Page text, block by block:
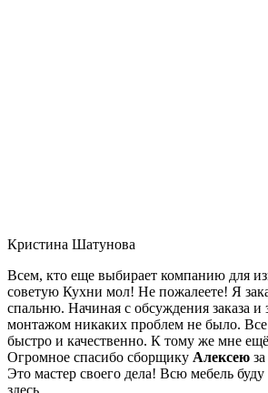
Кристина Шатунова
Всем, кто еще выбирает компанию для
советую Кухни мол! Не пожалеете! Я
спальню. Начиная с обсуждения заказа и
монтажом никаких проблем не было.
быстро и качественно. К тому же мне
Огромное спасибо сборщику Алексею
Это мастер своего дела! Всю мебель буду
здесь.